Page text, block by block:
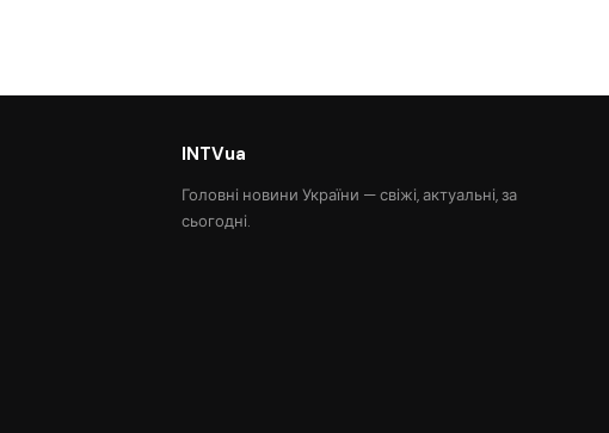
INTVua
Головні новини України — свіжі, актуальні, за
сьогодні.